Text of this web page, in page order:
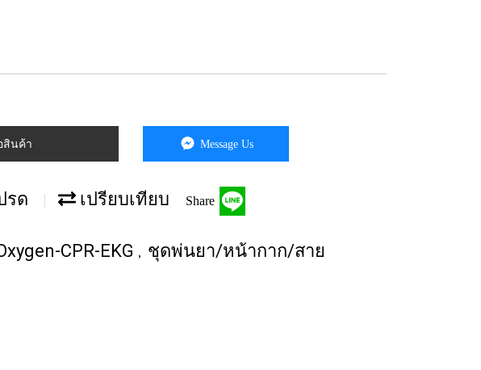
สินค้า Message Us
รด เปรียบเทียบ Share
CPR-EKG , ชุดพ่นยา/หน้ากาก/สาย